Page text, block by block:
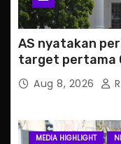
AS nyatakan
target pertama
Aug 8, 2026
MEDIA HIGHLIGHT